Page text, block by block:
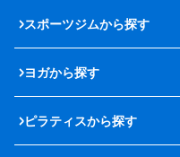
スポーツジムから探す
ヨガから探す
ピラティスから探す